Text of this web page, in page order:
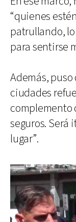
“quienes
patrullando,
para sentirse
Además,
ciudades
complemento
seguros. Será
lugar”.